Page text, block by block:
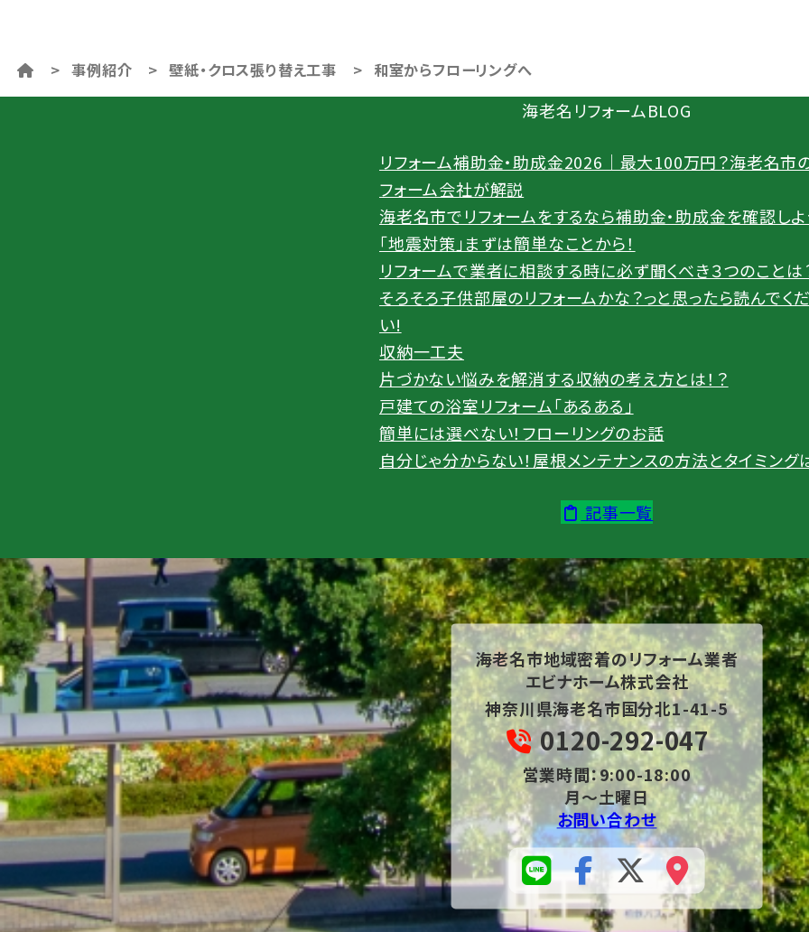
> 事例紹介 > 壁紙・クロス張り替え工事 > 和室からフローリングへ
海老名リフォームBLOG
リフォーム補助金・助成金2026｜最大100万円？海老名市
フォーム会社が解説
海老名市でリフォームをするなら補助金・助成金を確認しよ
「地震対策」まずは簡単なことから！
リフォームで業者に相談する時に必ず聞くべき３つのことは
そろそろ子供部屋のリフォームかな？っと思ったら読んでく
い!
収納一工夫
片づかない悩みを解消する収納の考え方とは！？
戸建ての浴室リフォーム「あるある」
簡単には選べない！フローリングのお話
自分じゃ分からない！屋根メンテナンスの方法とタイミング
記事一覧
海老名市地域密着のリフォーム業者
エビナホーム株式会社
神奈川県海老名市国分北1-41-5
0120-292-047
営業時間：9:00-18:00
月～土曜日
お問い合わせ